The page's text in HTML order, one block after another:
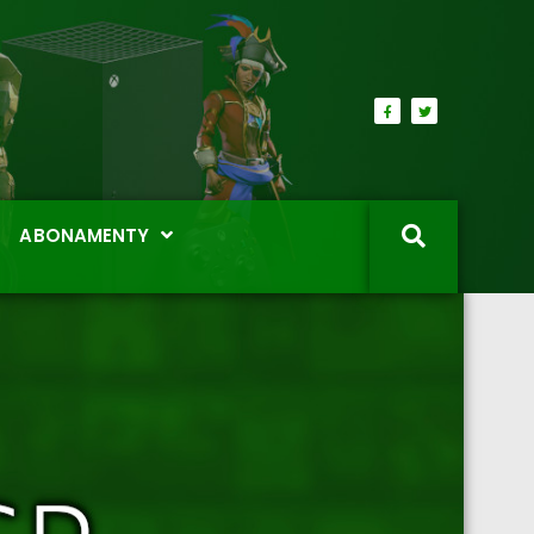
ABONAMENTY